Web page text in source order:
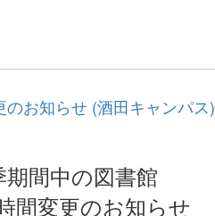
お知らせ (酒田キャンパス)
期間中の図書館
間変更のお知らせ